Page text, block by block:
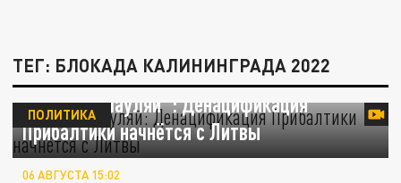
ТЕГ: БЛОКАДА КАЛИНИНГРАДА 2022
Полный "Шауляй": Денацификация
Прибалтики начнётся с Литвы
ПОЛИТИКА
06 АВГУСТА 15:02